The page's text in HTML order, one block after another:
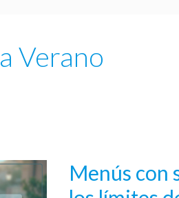
Verano
Menús con
Menús